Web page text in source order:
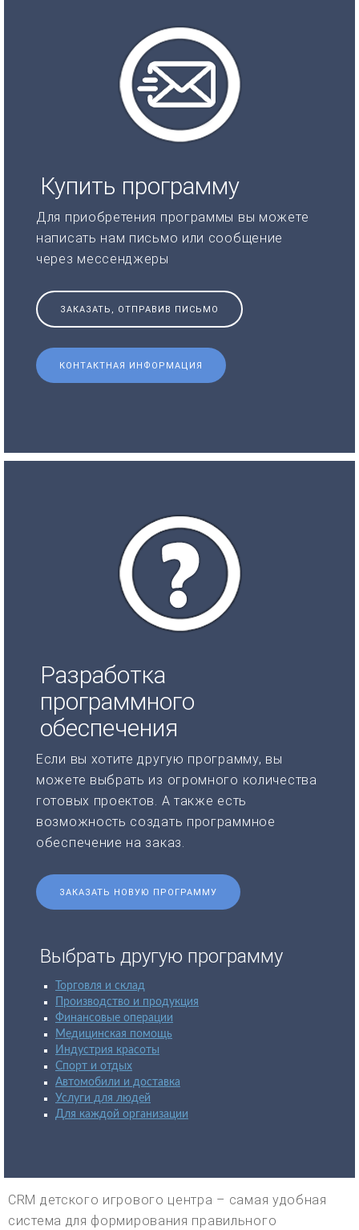
Купить программу
Для приобретения программы вы можете
написать нам письмо или сообщение
через мессенджеры
ЗАКАЗАТЬ, ОТПРАВИВ ПИСЬМО
КОНТАКТНАЯ ИНФОРМАЦИЯ
Разработка
программного
обеспечения
Если вы хотите другую программу, вы
можете выбрать из огромного количества
готовых проектов. А также есть
возможность создать программное
обеспечение на заказ.
ЗАКАЗАТЬ НОВУЮ ПРОГРАММУ
Выбрать другую программу
Торговля и склад
Производство и продукция
Финансовые операции
Медицинская помощь
Индустрия красоты
Спорт и отдых
Автомобили и доставка
Услуги для людей
Для каждой организации
CRM детского игрового центра – самая удобная
система для формирования правильного